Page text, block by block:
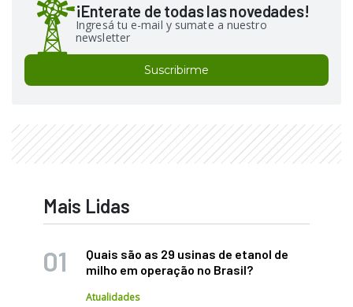
¡Enterate de todas las novedades!
Ingresá tu e-mail y sumate a nuestro
newsletter
Suscribirme
Mais Lidas
Quais são as 29 usinas de etanol de
milho em operação no Brasil?
Atualidades